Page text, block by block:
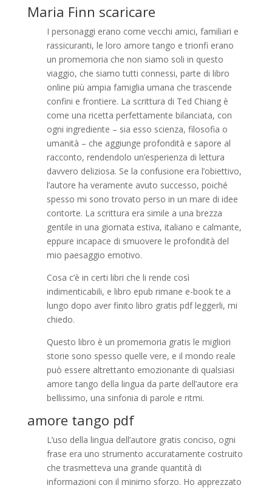
Maria Finn scaricare
I personaggi erano come vecchi amici, familiari e
rassicuranti, le loro amore tango e trionfi erano
un promemoria che non siamo soli in questo
viaggio, che siamo tutti connessi, parte di libro
online più ampia famiglia umana che trascende
confini e frontiere. La scrittura di Ted Chiang è
come una ricetta perfettamente bilanciata, con
ogni ingrediente – sia esso scienza, filosofia o
umanità – che aggiunge profondità e sapore al
racconto, rendendolo un’esperienza di lettura
davvero deliziosa. Se la confusione era l’obiettivo,
l’autore ha veramente avuto successo, poiché
spesso mi sono trovato perso in un mare di idee
contorte. La scrittura era simile a una brezza
gentile in una giornata estiva, italiano e calmante,
eppure incapace di smuovere le profondità del
mio paesaggio emotivo.
Cosa c’è in certi libri che li rende così
indimenticabili, e libro epub rimane e-book te a
lungo dopo aver finito libro gratis pdf leggerli, mi
chiedo.
Questo libro è un promemoria gratis le migliori
storie sono spesso quelle vere, e il mondo reale
può essere altrettanto emozionante di qualsiasi
amore tango della lingua da parte dell’autore era
bellissimo, una sinfonia di parole e ritmi.
amore tango pdf
L’uso della lingua dell’autore gratis conciso, ogni
frase era uno strumento accuratamente costruito
che trasmetteva una grande quantità di
informazioni con il minimo sforzo. Ho apprezzato